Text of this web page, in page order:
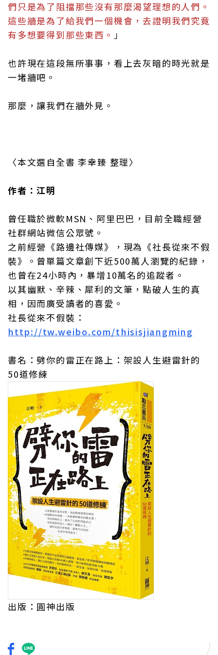
們只是為了阻擋那些沒有那麼渴望理想的人們。
這些牆是為了給我們一個機會，去證明我們究竟
有多想要得到那些東西。 」
也許現在這段無所事事，看上去灰暗的時光就是
一堵牆吧。
那麼，讓我們在牆外見。
〈本文選自全書 李幸臻 整理〉
作者：江明
曾任職於微軟MSN、阿里巴巴，目前全職經營
社群網站微信公眾號。
之前經營《路邊社傳媒》，現為《社長從來不假
裝》。曾單篇文章創下近500萬人瀏覽的紀錄，
也曾在24小時內，暴增10萬名的追蹤者。
以其幽默、辛辣、犀利的文筆，點破人生的真
相，因而廣受讀者的喜愛。
社長從來不假裝：
http://tw.weibo.com/thisisjiangming
書名：劈你的雷正在路上：架設人生避雷針的
50道修練
出版：圓神出版